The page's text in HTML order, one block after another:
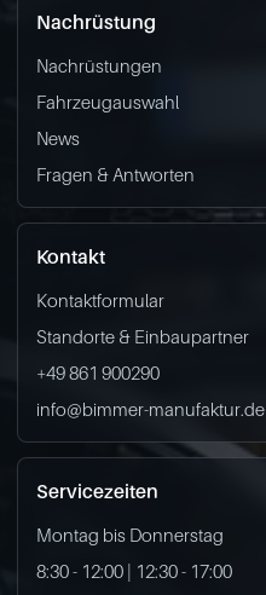
Nachrüstung
Nachrüstungen
Fahrzeugauswahl
News
Fragen & Antworten
Kontakt
Kontaktformular
Standorte & Einbaupartner
+49 861 900290
info@bimmer-manufaktur.de
Servicezeiten
Montag bis Donnerstag
8:30 - 12:00 | 12:30 - 17:00